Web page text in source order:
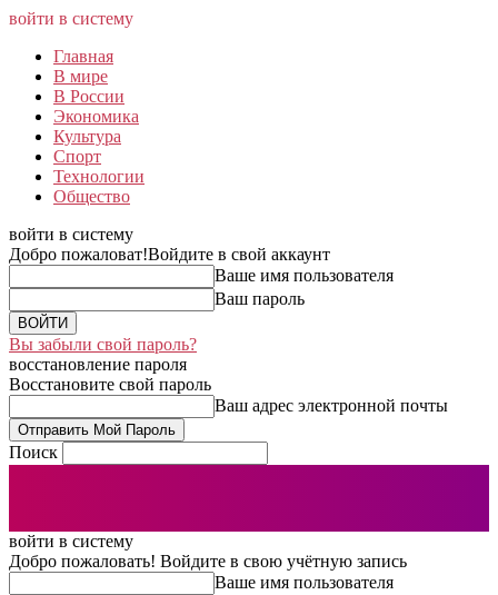
войти в систему
Главная
В мире
В России
Экономика
Культура
Спорт
Технологии
Общество
войти в систему
Добро пожаловат!Войдите в свой аккаунт
Ваше имя пользователя
Ваш пароль
Вы забыли свой пароль?
восстановление пароля
Восстановите свой пароль
Ваш адрес электронной почты
Поиск
войти в систему
Добро пожаловать! Войдите в свою учётную запись
Ваше имя пользователя